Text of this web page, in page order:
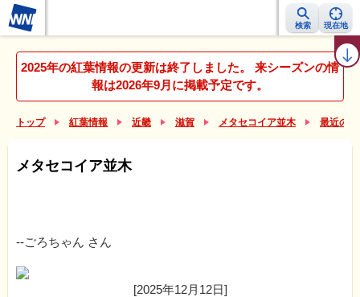
検索 現在地
紅葉レーダー 紅葉ニュース 京都 見頃カレンダー 名所ランキング
2025年の紅葉情報の更新は終了しました。 来シーズンの情
報は2026年9月に掲載予定です。
トップ 紅葉情報 近畿 滋賀 メタセコイア並木 最近の
メタセコイア並木
--ごろちゃん さん
[2025年12月12日]